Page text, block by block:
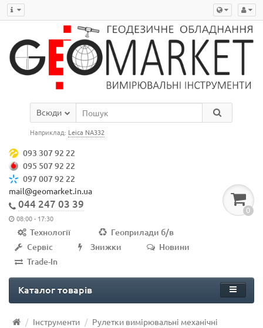
Всюди
Наприклад: Leica NA332
093 307 92 22
095 507 92 22
097 007 92 22
mail@geomarket.in.ua
044 247 03 39
08:00 - 17:30
0
Технології
Геоприлади б/в
Сервіс
Знижки
Новини
Trade-In
Каталог товарів
Інструменти
Рулетки вимірювальні механічні